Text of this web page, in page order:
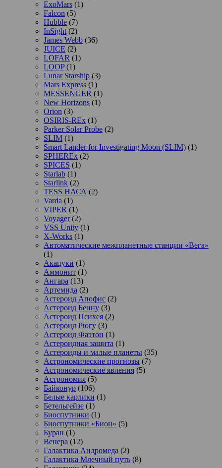
ExoMars (1)
Falcon (5)
Hubble (7)
InSight (2)
James Webb (36)
JUICE (2)
LOFAR (1)
LOOP(1)
Lunar Starship (3)
Mars Express (1)
MESSENGER (1)
New Horizons (1)
Orion (3)
OSIRIS-REx (1)
Parker Solar Probe (2)
SLIM (1)
Smart Lander for Investigating Moon (SLIM) (1)
SPHEREx (2)
SPICES (1)
Starlab (1)
Starlink (2)
TESS НАСА (2)
Varda (1)
VIPER (1)
Voyager(2)
VSS Unity (1)
X-Works (1)
Автоматические межпланетные станции «Вега»
(1)
Акацуки (1)
Аммонит (1)
Ангара (13)
Артемида (2)
Астероид Апофис (2)
Астероид Бенну (3)
Астероид Психея (2)
Астероид Рюгу (3)
Астероид Фаэтон (1)
Астероидная защита (1)
Астероиды и малые планеты (35)
Астрономические прогнозы (7)
Астрономические явления (5)
Астрономия (5)
Байконур (106)
Белые карлики (1)
Бетельгейзе (1)
Биоспутники (1)
Биоспутники «Бион» (5)
Буран (1)
Венера (12)
Галактика Андромеда (2)
Галактика Млечный путь (8)